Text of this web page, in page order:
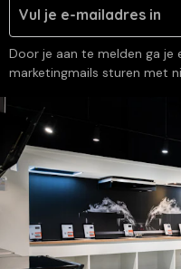
Door je aan te melden ga je
marketingmails sturen met